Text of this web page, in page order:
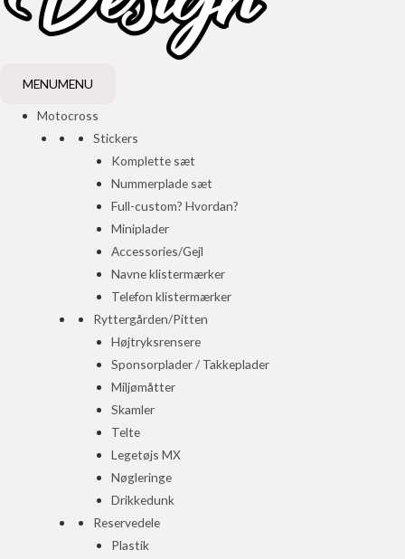
MENUMENU
Motocross
Stickers
Komplette sæt
Nummerplade sæt
Full-custom? Hvordan?
Miniplader
Accessories/Gejl
Navne klistermærker
Telefon klistermærker
Ryttergården/Pitten
Højtryksrensere
Sponsorplader / Takkeplader
Miljømåtter
Skamler
Telte
Legetøjs MX
Nøgleringe
Drikkedunk
Reservedele
Plastik